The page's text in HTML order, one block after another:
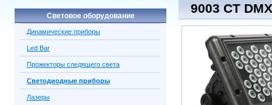
9003 CT DMX
Световое оборудование
Динамические приборы
Led Bar
Прожекторы следящего света
Светодиодные приборы
Лазеры